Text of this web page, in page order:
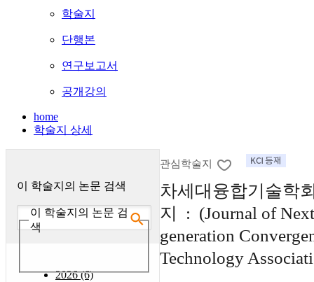
학술지
단행본
연구보고서
공개강의
home
학술지 상세
이 학술지의 논문 검색
이 학술지의 논문 검
색
2026 (6)
관심학술지
차세대융합기술학
지 : (Journal of
generation
Technology